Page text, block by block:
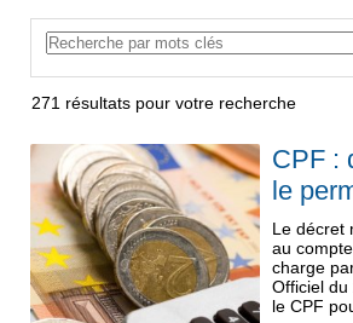
271 résultats pour votre recherche
CPF :
le
Le décret
au
charge
Officiel
le CPF